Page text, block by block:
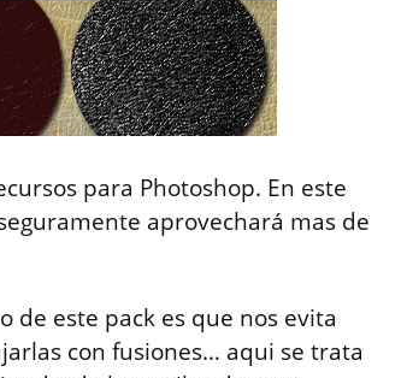
para Photoshop. En este
aprovechará mas de
de este pack es que nos evita
con fusiones… aqui se trata